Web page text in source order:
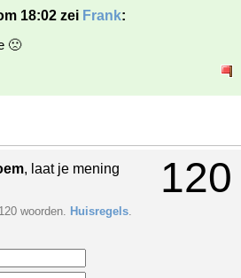
18:02 zei Frank:
🙁
120
, laat je mening
woorden. Huisregels